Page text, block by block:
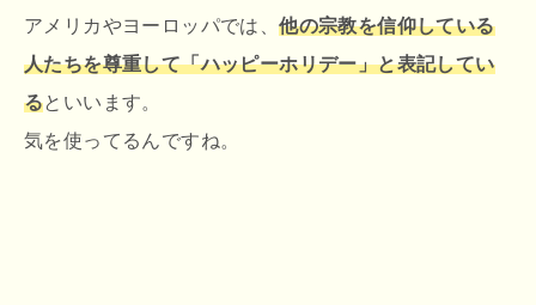
アメリカやヨーロッパでは、他の宗教を信仰している
人たちを尊重して「ハッピーホリデー」と表記してい
るといいます。
気を使ってるんですね。